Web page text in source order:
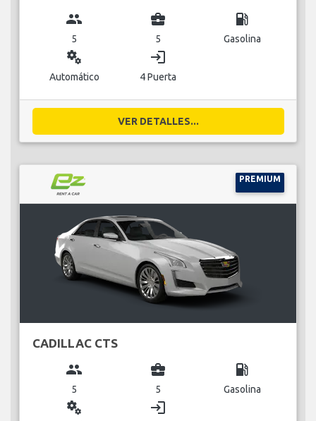
group
5
business_center
5
local_gas_station
Gasolina
miscellaneous_services
Automático
login
4 Puerta
VER DETALLES...
PREMIUM
CADILLAC CTS
group
5
business_center
5
local_gas_station
Gasolina
miscellaneous_services login